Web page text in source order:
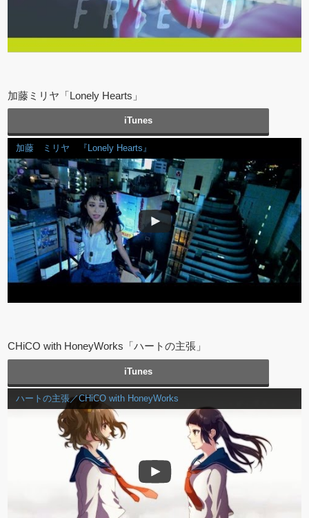
加藤ミリヤ「Lonely Hearts」
iTunes
加藤 ミリヤ 『Lonely Hearts』
CHiCO with HoneyWorks「ハートの主張」
iTunes
ハートの主張／CHiCO with HoneyWorks